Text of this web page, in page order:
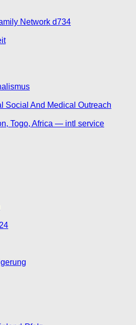
Network d734
Social And Medical Outreach
Togo, Africa — intl service